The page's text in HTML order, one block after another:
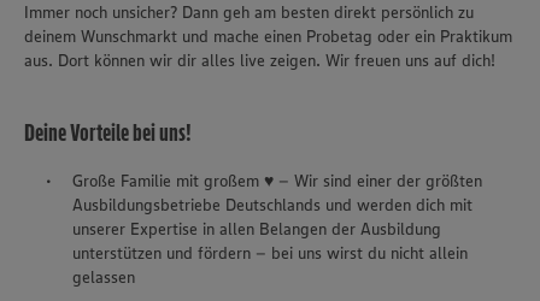
Immer noch unsicher? Dann geh am besten direkt persönlich zu
deinem Wunschmarkt und mache einen Probetag oder ein Praktikum
aus. Dort können wir dir alles live zeigen. Wir freuen uns auf dich!
Deine Vorteile bei uns!
Große Familie mit großem ♥ – Wir sind einer der größten
Ausbildungsbetriebe Deutschlands und werden dich mit
unserer Expertise in allen Belangen der Ausbildung
unterstützen und fördern – bei uns wirst du nicht allein
gelassen